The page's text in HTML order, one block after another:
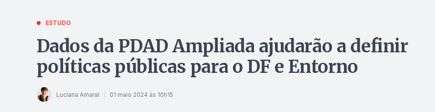
ESTUDO
Dados da PDAD Ampliada ajudarão a definir
políticas públicas para o DF e Entorno
Luciana Amaral 01 maio 2024 às 10h15